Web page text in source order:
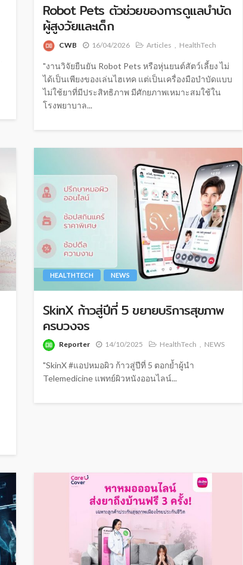
Robot Pets ตัวช่วยของการดูแลบำบัด
ผู้สูงวัยและเด็ก
CWB 16/04/2026 Articles HealthTech
"งานวิจัยยืนยัน Robot Pets หรือหุ่นยนต์สัตว์เลี้ยง ไม่
ได้เป็นเพียงของเล่นไฮเทค แต่เป็นเครื่องมือบำบัดแบบ
ไม่ใช้ยาที่มีประสิทธิภาพ มีศักยภาพเหมาะสมใช้ใน
โรงพยาบาล...
HEALTHTECH NEWS
SkinX ก้าวสู่ปีที่ 5 ขยายบริการสุขภาพ
ครบวงจร
Reporter 14/10/2025 HealthTech NEWS
"SkinX #แอปหมอผิว ก้าวสู่ปีที่ 5 ตอกย้ำผู้นำ
Telemedicine แพทย์ผิวหนังออนไลน์...